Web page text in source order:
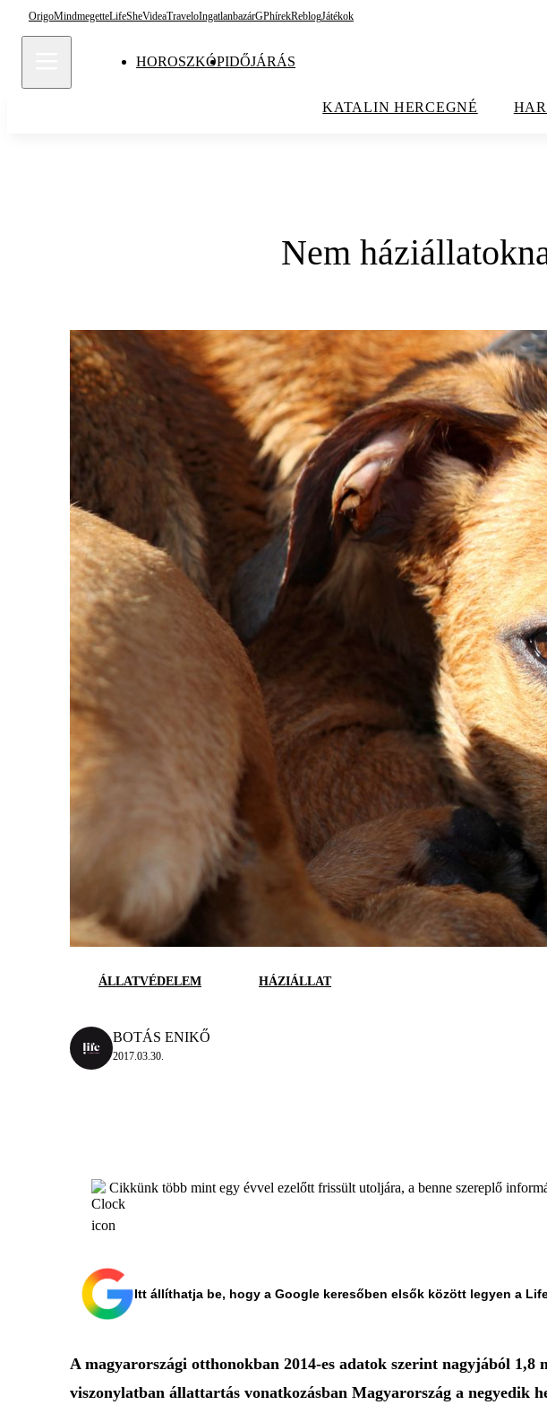
OrigoMindmegetteLifeSheVideaTraveloIngatlanbazárGPhírekReblogJátékok
HOROSZKÓPIDŐJÁRÁS
KATALIN HERCEGNÉ
Nem
ÁLLATVÉDELEM HÁZIÁLLAT
BOTÁS ENIKŐ
2017.03.30.
Cikkünk több mint egy évvel ezelőtt frissült utoljára, a benne szereplő
Itt állíthatja be, hogy a Google keresőben elsők között legyen a
A magyarországi otthonokban 2014-es adatok szerint nagyjából
viszonylatban állattartás vonatkozásban Magyarország a negyedik